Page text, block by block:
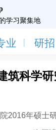
学习聚集地
业 研招
筑科学
2016年硕士